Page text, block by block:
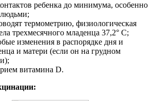
ребенка до минимума, особенно
термометрию, физиологическая
трехмесячного младенца 37,2° С;
изменения в распорядке дня и
и матери (если он на грудном
витамина D.